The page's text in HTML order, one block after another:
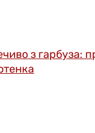
з гарбуза: